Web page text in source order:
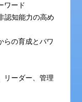
ワード
認知能力の高め
の育成とパワ
リーダー、管理